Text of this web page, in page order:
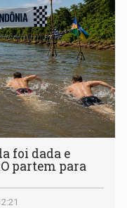
foi dada e
partem para